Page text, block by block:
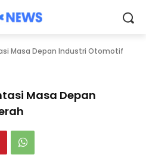
Masa Depan Industri Otomotif
Masa Depan